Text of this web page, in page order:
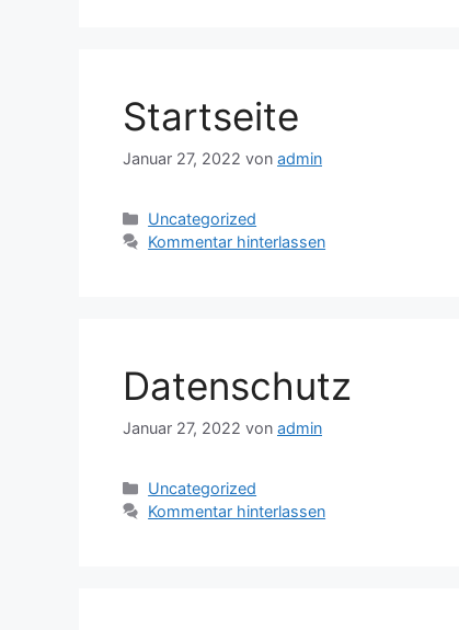
Startseite
Januar 27, 2022 von admin
Kategorien
Uncategorized
Kommentar hinterlassen
Datenschutz
Januar 27, 2022 von admin
Kategorien
Uncategorized
Kommentar hinterlassen